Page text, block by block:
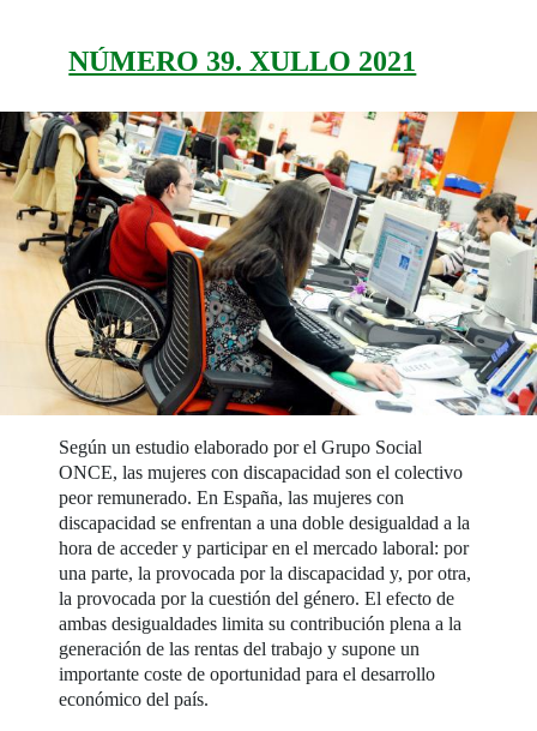
NÚMERO 39. XULLO 2021
Según un estudio elaborado por el Grupo Social
ONCE, las mujeres con discapacidad son el colectivo
peor remunerado. En España, las mujeres con
discapacidad se enfrentan a una doble desigualdad a la
hora de acceder y participar en el mercado laboral: por
una parte, la provocada por la discapacidad y, por otra,
la provocada por la cuestión del género. El efecto de
ambas desigualdades limita su contribución plena a la
generación de las rentas del trabajo y supone un
importante coste de oportunidad para el desarrollo
económico del país.